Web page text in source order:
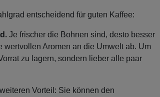
entscheidend für guten Kaffee:
Je frischer die Bohnen sind, desto besser
wertvollen Aromen an die Umwelt ab. Um
zu lagern, sondern lieber alle paar
Vorteil: Sie können den